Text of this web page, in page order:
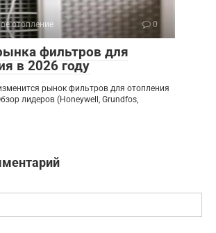
отопление 0
фильтров для
в 2026 году
рынок фильтров для отопления
лидеров (Honeywell, Grundfos,